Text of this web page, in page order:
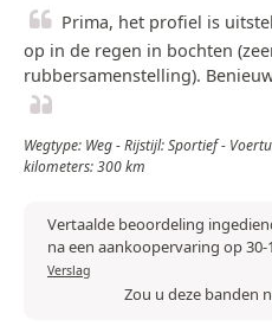
Prima, het profiel is
op in de regen in bochten
rubbersamenstelling).
Wegtype: Weg - Rijstijl: Sportief -
kilometers: 300 km
Vertaalde beoordeling
na een aankoopervaring op 30-
Verslag
Zou u deze banden